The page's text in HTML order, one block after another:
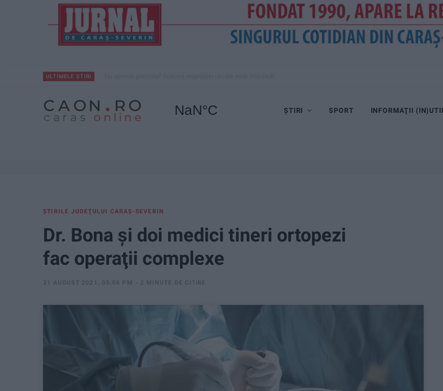
ULTIMELE ȘTIRI
ȘTIRI SPORT INFORMAŢII
ŞTIRILE JUDEŢULUI CARAŞ-SEVERIN
Dr. Bona şi doi medici tineri ortopezi
fac operaţii complexe
31 AUGUST 2021, 05:06 PM 2 MINUTE DE CITIRE